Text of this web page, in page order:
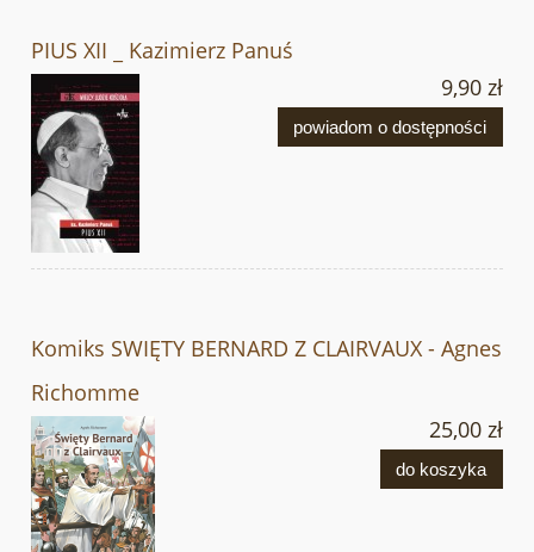
PIUS XII _ Kazimierz Panuś
9,90 zł
powiadom o dostępności
Komiks SWIĘTY BERNARD Z CLAIRVAUX - Agnes
Richomme
25,00 zł
do koszyka